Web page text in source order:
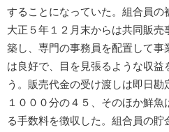
することになっていた。組合員の
大正５年１２月末からは共同販
築し、専門の事務員を配置して
は良好で、目を見張るような収益
う。販売代金の受け渡しは即日
１０００分の４５、そのほか鮮
る手数料を徴収した。組合員の